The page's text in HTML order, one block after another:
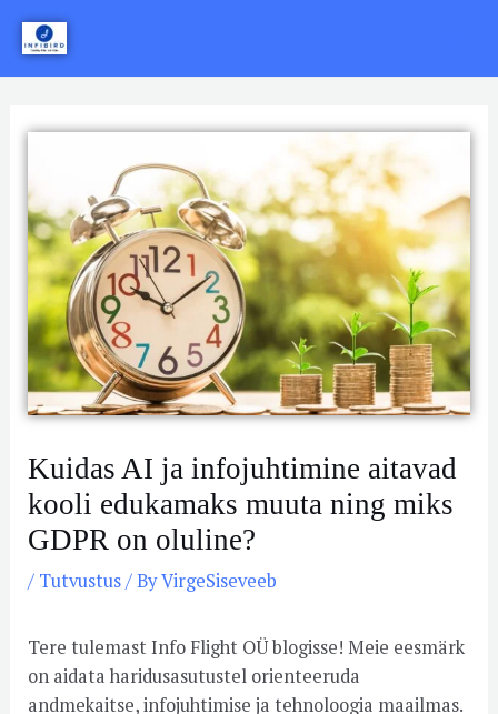
Skip
content
Kuidas AI ja infojuhtimine aitavad
kooli edukamaks muuta ning miks
GDPR on oluline?
/ Tutvustus/ ByVirgeSiseveeb
Tere tulemast Info Flight OÜ blogisse! Meie eesmärk
on aidata haridusasutustel orienteeruda
andmekaitse, infojuhtimise ja tehnoloogia maailmas.